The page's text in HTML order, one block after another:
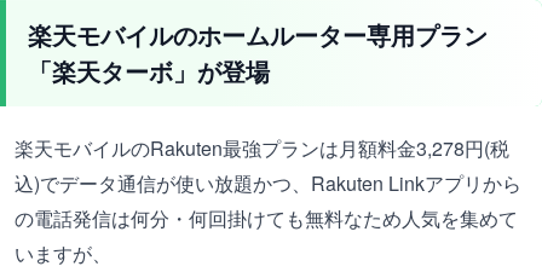
楽天モバイルのホームルーター専用プラン
「楽天ターボ」が登場
楽天モバイルのRakuten最強プランは月額料金3,278円(税
込)でデータ通信が使い放題かつ、Rakuten Linkアプリから
の電話発信は何分・何回掛けても無料なため人気を集めて
いますが、